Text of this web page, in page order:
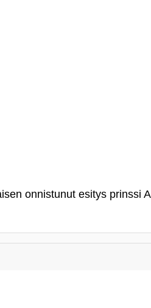
onnistunut esitys prinssi